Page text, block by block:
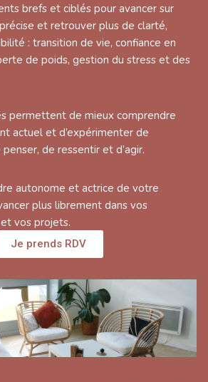
brefs et ciblés pour avancer sur
et retrouver plus de clarté,
: transition de vie, confiance en
de poids, gestion du stress et des
permettent de mieux comprendre
actuel et d’expérimenter de
de ressentir et d’agir.
autonome et actrice de votre
plus librement dans vos
vos projets.
Je prends RDV